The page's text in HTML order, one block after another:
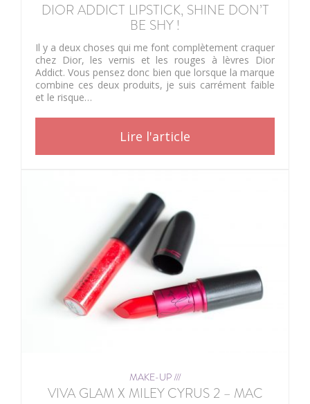
DIOR ADDICT LIPSTICK, SHINE DON’T
BE SHY !
Il y a deux choses qui me font complètement craquer
chez Dior, les vernis et les rouges à lèvres Dior
Addict. Vous pensez donc bien que lorsque la marque
combine ces deux produits, je suis carrément faible
et le risque…
Lire l'article
MAKE-UP ///
VIVA GLAM X MILEY CYRUS 2 – MAC